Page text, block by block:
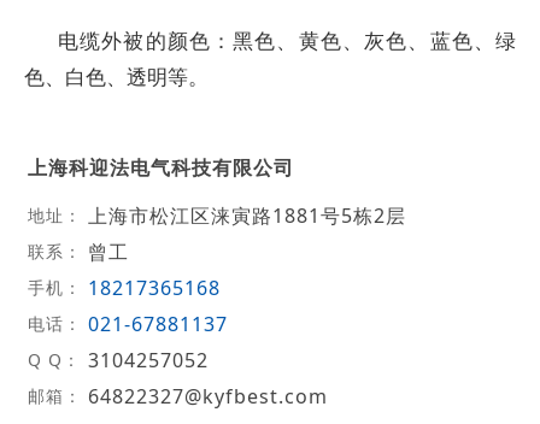
电缆外被的颜色：黑色、黄色、灰色、蓝色、绿
色、白色、透明等。
上海科迎法电气科技有限公司
地址： 上海市松江区涞寅路1881号5栋2层
联系： 曾工
手机： 18217365168
电话： 021-67881137
Q Q： 3104257052
邮箱： 64822327@kyfbest.com